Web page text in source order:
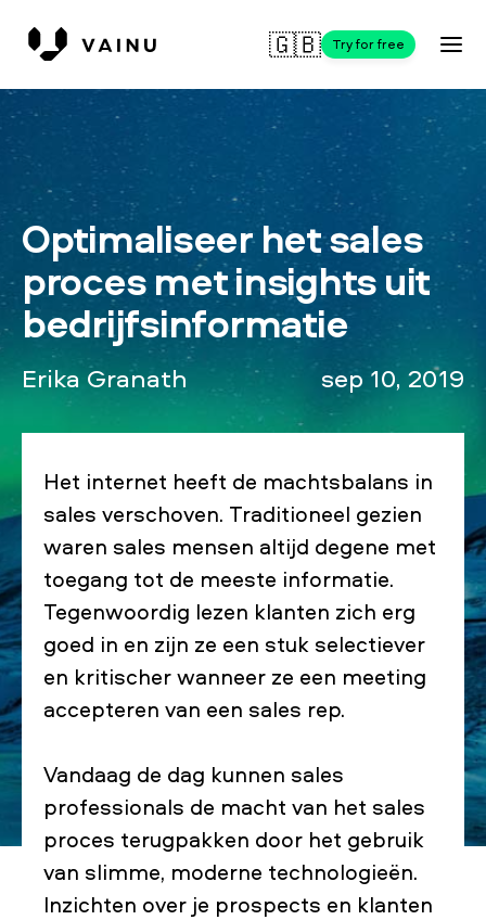
🇬🇧 Try for free
Optimaliseer het sales
proces met insights uit
bedrijfsinformatie
Erika Granath sep 10, 2019
Het internet heeft de machtsbalans in
sales verschoven. Traditioneel gezien
waren sales mensen altijd degene met
toegang tot de meeste informatie.
Tegenwoordig lezen klanten zich erg
goed in en zijn ze een stuk selectiever
en kritischer wanneer ze een meeting
accepteren van een sales rep.
Vandaag de dag kunnen sales
professionals de macht van het sales
proces terugpakken door het gebruik
van slimme, moderne technologieën.
Inzichten over je prospects en klanten